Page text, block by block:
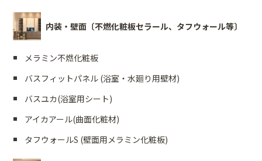
内装・壁面〔不燃化粧板セラール、タフウォール等〕
メラミン不燃化粧板
バスフィットパネル (浴室・水廻り用壁材)
バスユカ(浴室用シート)
アイカアール(曲面化粧材)
タフウォールS (壁面用メラミン化粧板)